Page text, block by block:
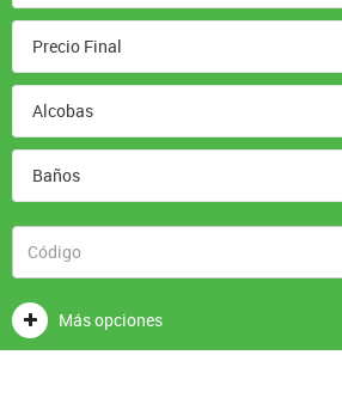
Más opciones